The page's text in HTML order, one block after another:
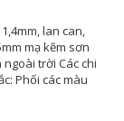
lan can,
mạ kẽm sơn
trời Các chi
Phối các màu